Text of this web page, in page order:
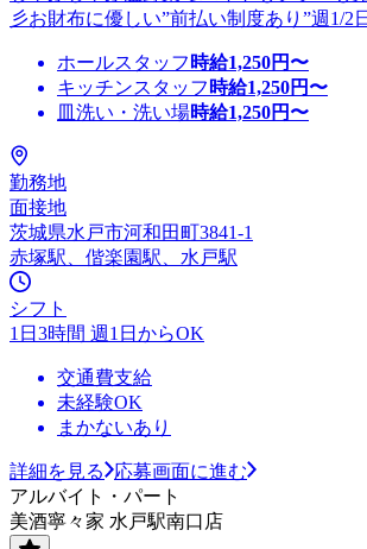
彡お財布に優しい”前払い制度あり”週1/
ホールスタッフ 時給1,250円〜
キッチンスタッフ 時給1,250円〜
皿洗い・洗い場時給1,250円〜
勤務地
面接地
茨城県水戸市河和田町3841-1
赤塚駅、偕楽園駅、水戸駅
シフト
1日3時間 週1日からOK
交通費支給
未経験OK
まかないあり
詳細を見る
応募画面に進む
アルバイト・パート
美酒寧々家 水戸駅南口店